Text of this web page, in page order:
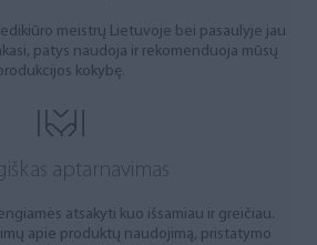
meistrų Lietuvoje bei pasaulyje jau
patys naudoja ir rekomenduoja mūsų
kokybę.
aptarnavimas
atsakyti kuo išsamiau ir greičiau.
apie produktų naudojimą, pristatymo